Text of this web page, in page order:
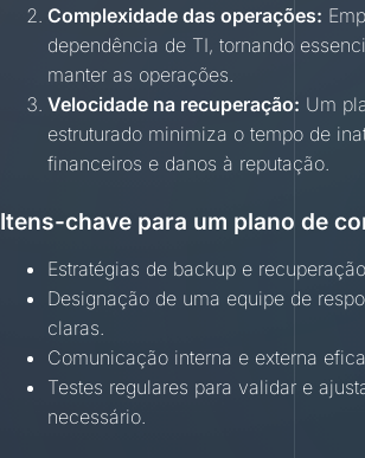
Complexidade das operações:
dependência de TI, tornando
manter as operações.
Velocidade na recuperação: Um
estruturado minimiza o tempo de
financeiros e danos à reputação.
Itens-chave para um plano de
Estratégias de backup e
Designação de uma equipe de
claras.
Comunicação interna e externa
Testes regulares para validar e
necessário.